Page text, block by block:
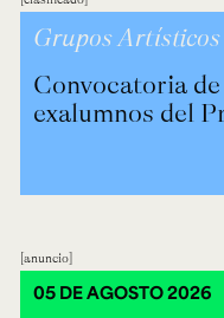
Grupos Artísticos
Convocatoria
exalumnos del
anuncio
05 DE AGOSTO 2026